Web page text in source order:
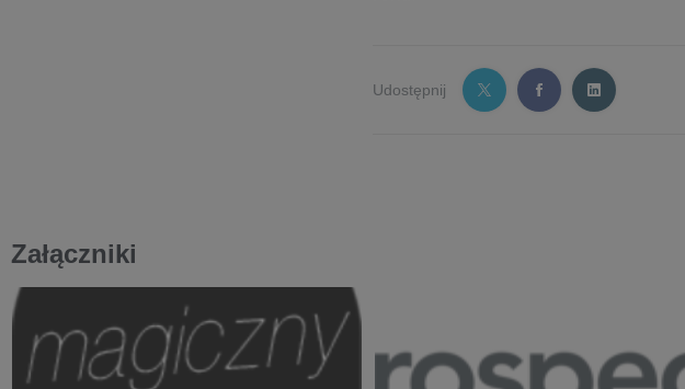
Udostępnij
Załączniki